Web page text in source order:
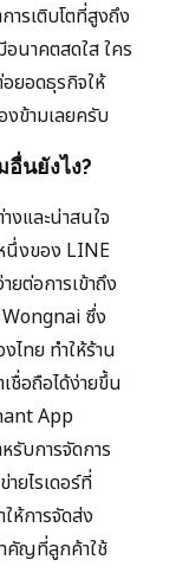
ารเติบโตที่สูงถึง
นาคตสดใส ใคร
อยอดธุรกิจให้
ข้ามเลยครับ
นยังไง?
งและน่าสนใจ
นึ่งของ LINE
ต่อการเข้าถึง
ซึ่ง
ไทย ทำให้ร้าน
ชื่อถือได้ง่ายขึ้น
App
บการจัดการ
ยไรเดอร์ที่
ห้การจัดส่ง
คัญที่ลูกค้าใช้